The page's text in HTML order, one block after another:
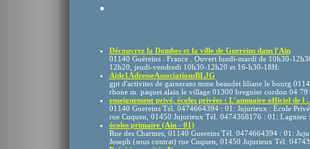
Découvrez la Dombes et la ville de Guereins dans l'Ain
01140 Guéreins . France . Ouvert lundi-mardi de 10h30-
12h20, jeudi-vendredi 10h30-12h20 et 16-h30-18H:
Aide1AdresseAssociationsBLJG
gpt d'activites de garnerans mme beaudet liliane le bourg
rhone m. paquet alain le village 01300 bregnier cordon 04 79
enseignement privé, écoles privées : L'annuaire officiel de l
01140 Guereins Tél. 0474664394 : 01: Jujurieux : École
rue Cuquen, 01450 Jujurieux Tél. 0474368176 : 01: Lagnieu
écoles primaire (Ain - 01)
Rue des Charmes, 01140 Guereins Tél. 0474664394 : 01:
Joseph (sous contrat) rue Cuquen, 01450 Jujurieux Tél.